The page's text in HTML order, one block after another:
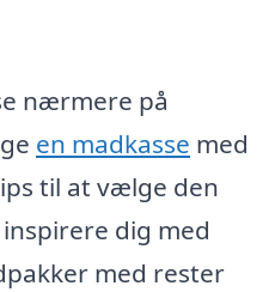
nærmere på
en madkasse med
til at vælge den
dig med
med rester